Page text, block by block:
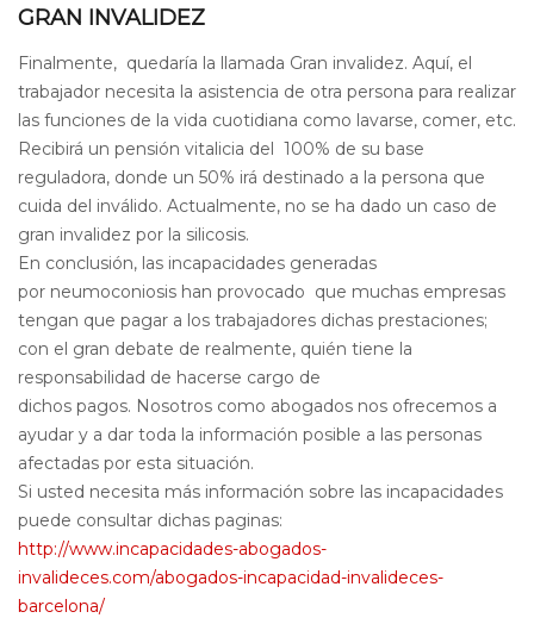
GRAN INVALIDEZ
Finalmente, quedaría la llamada Gran invalidez. Aquí, el
trabajador necesita la asistencia de otra persona para realizar
las funciones de la vida cuotidiana como lavarse, comer, etc.
Recibirá un pensión vitalicia del 100% de su base
reguladora, donde un 50% irá destinado a la persona que
cuida del inválido. Actualmente, no se ha dado un caso de
gran invalidez por la silicosis.
En conclusión, las incapacidades generadas
por neumoconiosis han provocado que muchas empresas
tengan que pagar a los trabajadores dichas prestaciones;
con el gran debate de realmente, quién tiene la
responsabilidad de hacerse cargo de
dichos pagos. Nosotros como abogados nos ofrecemos a
ayudar y a dar toda la información posible a las personas
afectadas por esta situación.
Si usted necesita más información sobre las incapacidades
puede consultar dichas paginas:
http://www.incapacidades-abogados-
invalideces.com/abogados-incapacidad-invalideces-
barcelona/